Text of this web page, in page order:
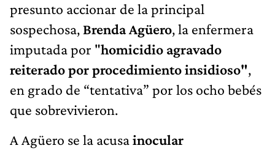
presunto accionar de la principal
sospechosa, Brenda Agüero, la enfermera
imputada por "homicidio agravado
reiterado por procedimiento insidioso",
en grado de “tentativa” por los ocho bebés
que sobrevivieron.
A Agüero se la acusainocular